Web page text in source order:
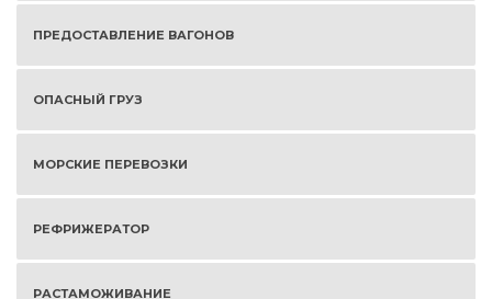
ПРЕДОСТАВЛЕНИЕ ВАГОНОВ
ОПАСНЫЙ ГРУЗ
МОРСКИЕ ПЕРЕВОЗКИ
РЕФРИЖЕРАТОР
РАСТАМОЖИВАНИЕ